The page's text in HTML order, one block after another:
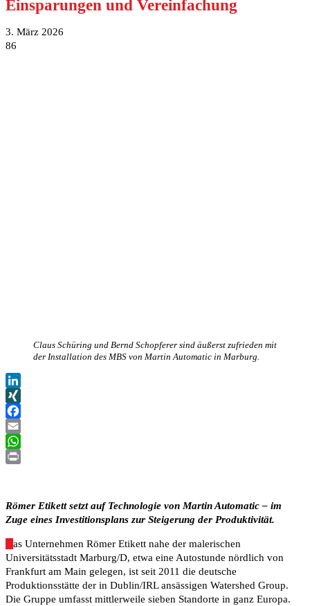
Einsparungen und Vereinfachung
3. März 2026
86
Claus Schüring und Bernd Schopferer sind äußerst zufrieden mit
der Installation des MBS von Martin Automatic in Marburg.
LinkedIn
XING
Facebook
Email
WhatsApp
Römer Etikett setzt auf Technologie von Martin Automatic – im
Zuge eines Investitionsplans zur Steigerung der Produktivität.
as Unternehmen Römer Etikett nahe der malerischen
Universitätsstadt Marburg/D, etwa eine Autostunde nördlich von
Frankfurt am Main gelegen, ist seit 2011 die deutsche
Produktionsstätte der in Dublin/IRL ansässigen Watershed Group.
Die Gruppe umfasst mittlerweile sieben Standorte in ganz Europa.